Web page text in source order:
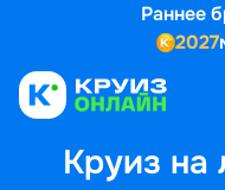
Раннее
2027
Круиз на